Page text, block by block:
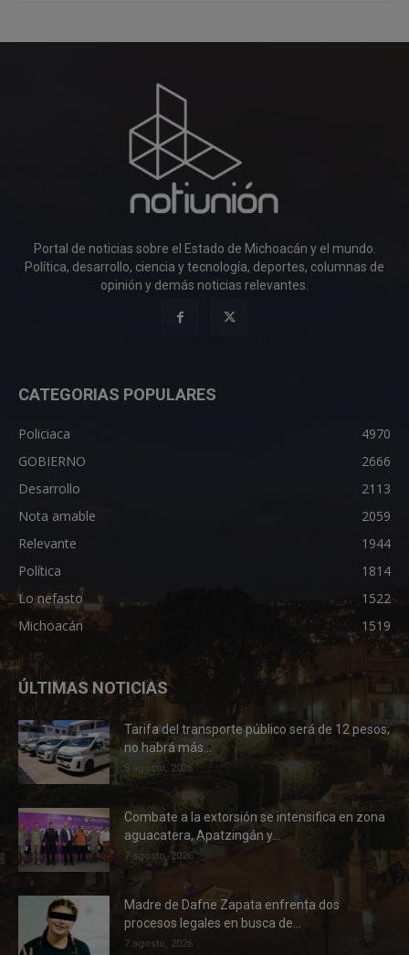
Portal de noticias sobre el Estado de Michoacán y el mundo.
Política, desarrollo, ciencia y tecnología, deportes, columnas de
opinión y demás noticias relevantes.
CATEGORIAS POPULARES
Policiaca
4970
GOBIERNO
2666
Desarrollo
2113
Nota amable
2059
Relevante
1944
Política
1814
Lo nefasto
1522
Michoacán
1519
ÚLTIMAS NOTICIAS
Tarifa del transporte público será de 12 pesos;
no habrá más...
8 agosto, 2026
Combate a la extorsión se intensifica en zona
aguacatera, Apatzingán y...
7 agosto, 2026
Madre de Dafne Zapata enfrenta dos
procesos legales en busca de...
7 agosto, 2026